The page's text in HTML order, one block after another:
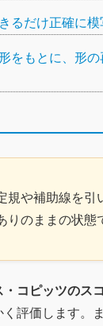
るだけ正確に
をもとに、形
や補助線を
のままの状態
・コピッツのス
評価します。ま